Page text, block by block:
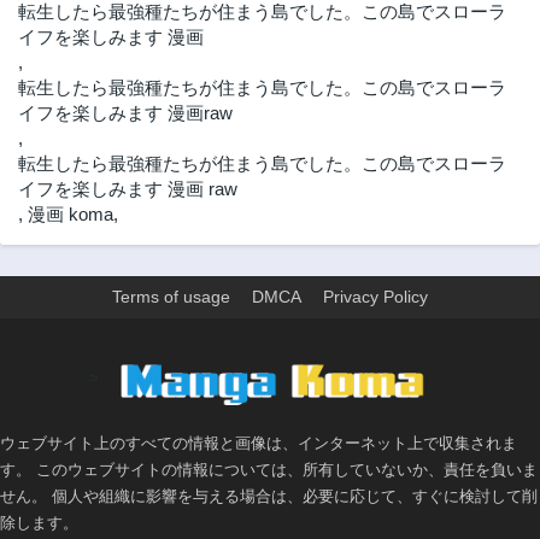
第24.2話
2年前
第24.1話
第24話
2年前 2年前
2年前 2年前
第22.3話
2年前
2年前
第21.1話
第21話
2年前
第20.3話
2年前
第20.2話
転生したら最強種たちが住まう島でした。この島でスローラ
イフを楽しみます 漫画
,
転生したら最強種たちが住まう島でした。この島でスローラ
イフを楽しみます 漫画raw
,
転生したら最強種たちが住まう島でした。この島でスローラ
イフを楽しみます 漫画 raw
, 漫画 koma,
Terms of usage DMCA Privacy Policy
ウェブサイト上のすべての情報と画像は、インターネット上で収集されま
す。 このウェブサイトの情報については、所有していないか、責任を負いま
せん。 個人や組織に影響を与える場合は、必要に応じて、すぐに検討して削
除します。